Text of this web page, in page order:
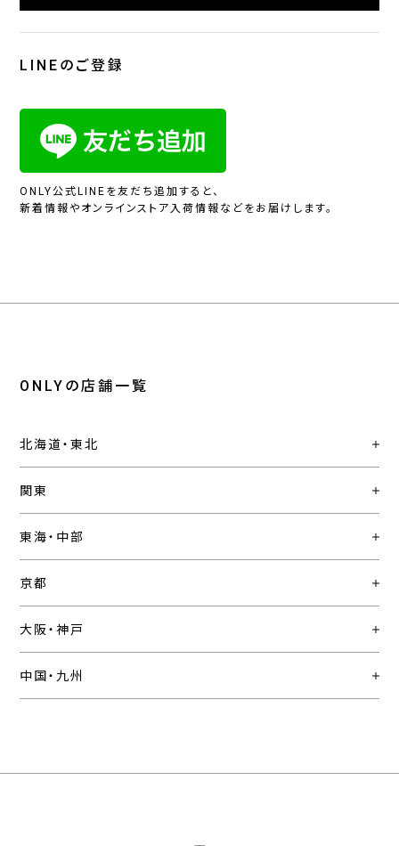
LINEのご登録
ONLY公式LINEを友だち追加すると、
新着情報やオンラインストア入荷情報などをお届けします。
ONLYの店舗一覧
北海道・東北
関東
東海・中部
京都
大阪・神戸
中国・九州